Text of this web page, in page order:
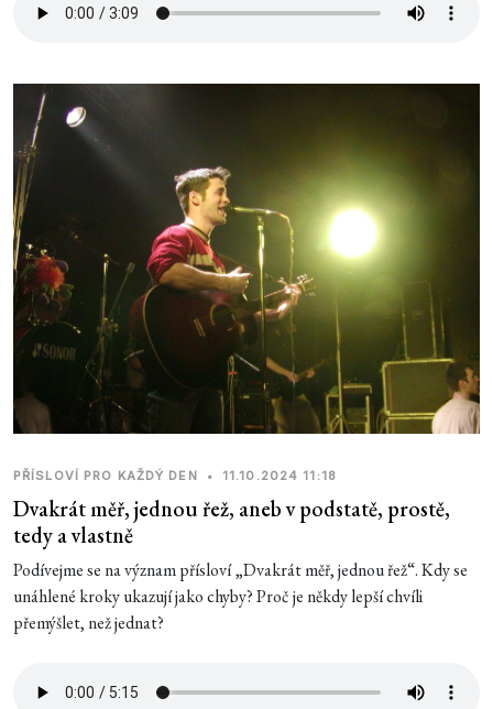
PŘÍSLOVÍ PRO KAŽDÝ DEN • 11.10.2024 11:18
Dvakrát měř, jednou řež, aneb v podstatě, prostě,
tedy a vlastně
Podívejme se na význam přísloví „Dvakrát měř, jednou řež“. Kdy se
unáhlené kroky ukazují jako chyby? Proč je někdy lepší chvíli
přemýšlet, než jednat?